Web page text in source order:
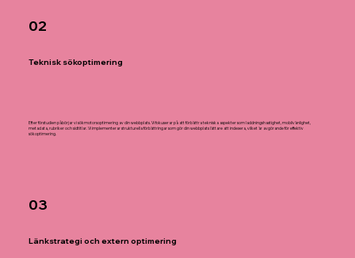
02
Teknisk sökoptimering
Efter förstudien påbörjar vi sökmotorsoptimering av din webbplats. Vi fokuserar på att förbättra tekniska aspekter som laddningshastighet, mobilvänlighet,
metadata, rubriker och sidtitlar. Vi implementerar strukturella förbättringar som gör din webbplats lättare att indexera, vilket är avgörande för effektiv
sökoptimering.
03
Länkstrategi och extern optimering